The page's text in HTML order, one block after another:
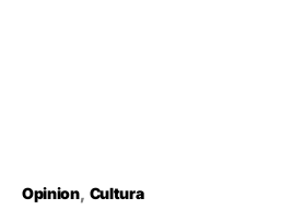
Opinion Cultura